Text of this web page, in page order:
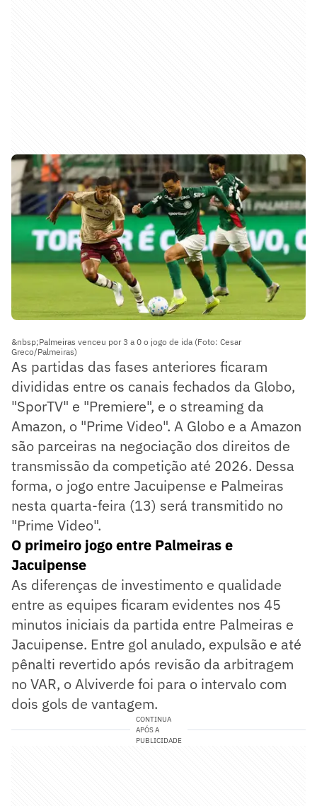
&nbsp;Palmeiras venceu por 3 a 0 o jogo de ida (Foto: Cesar
Greco/Palmeiras)
As partidas das fases anteriores ficaram
divididas entre os canais fechados da Globo,
"SporTV" e "Premiere", e o streaming da
Amazon, o "Prime Video". A Globo e a Amazon
são parceiras na negociação dos direitos de
transmissão da competição até 2026. Dessa
forma, o jogo entre Jacuipense e Palmeiras
nesta quarta-feira (13) será transmitido no
"Prime Video".
O primeiro jogo entre Palmeiras e
Jacuipense
As diferenças de investimento e qualidade
entre as equipes ficaram evidentes nos 45
minutos iniciais da partida entre Palmeiras e
Jacuipense. Entre gol anulado, expulsão e até
pênalti revertido após revisão da arbitragem
no VAR, o Alviverde foi para o intervalo com
dois gols de vantagem.
CONTINUA
APÓS A
PUBLICIDADE